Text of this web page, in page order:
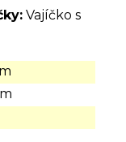
Vajíčko s